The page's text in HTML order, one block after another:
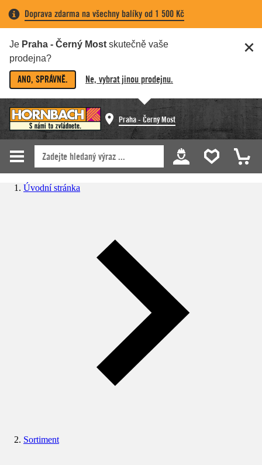
Doprava zdarma na všechny balíky od 1 500 Kč
Je Praha - Černý Most skutečně vaše
prodejna?
ANO, SPRÁVNĚ. Ne, vybrat jinou prodejnu.
Praha - Černý Most
Úvodní stránka
Sortiment